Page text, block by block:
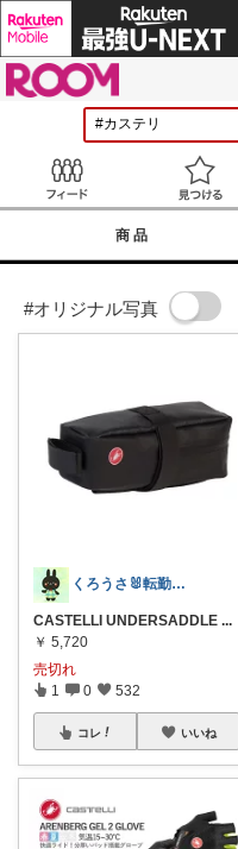
商品
#オリジナル写真
くろうさ🐰転勤族のくらし
CASTELLI UNDERSADDLE ...
￥ 5,720
売切れ
1 0 532
コレ いいね